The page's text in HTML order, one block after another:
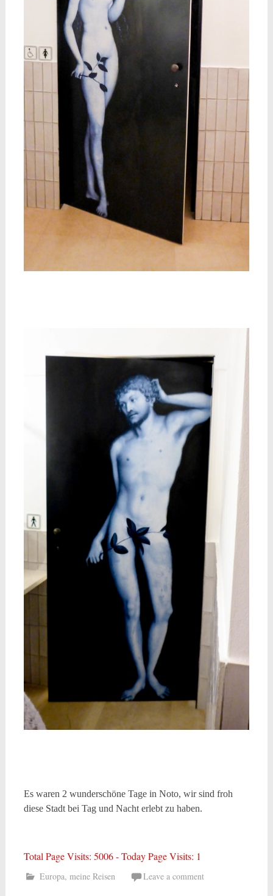
Es waren 2 wunderschöne Tage in Noto, wir sind froh
diese Stadt bei Tag und Nacht erlebt zu haben.
Total Page Visits: 5006 - Today Page Visits: 1
Europa, meine Reisen Leave a comment